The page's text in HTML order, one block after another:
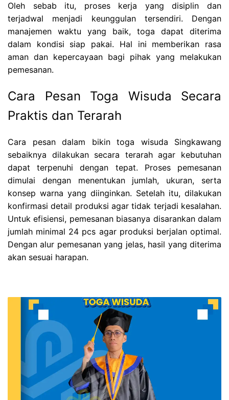
Oleh sebab itu, proses kerja yang disiplin dan
terjadwal menjadi keunggulan tersendiri. Dengan
manajemen waktu yang baik, toga dapat diterima
dalam kondisi siap pakai. Hal ini memberikan rasa
aman dan kepercayaan bagi pihak yang melakukan
pemesanan.
Cara Pesan Toga Wisuda Secara
Praktis dan Terarah
Cara pesan dalam bikin toga wisuda Singkawang
sebaiknya dilakukan secara terarah agar kebutuhan
dapat terpenuhi dengan tepat. Proses pemesanan
dimulai dengan menentukan jumlah, ukuran, serta
konsep warna yang diinginkan. Setelah itu, dilakukan
konfirmasi detail produksi agar tidak terjadi kesalahan.
Untuk efisiensi, pemesanan biasanya disarankan dalam
jumlah minimal 24 pcs agar produksi berjalan optimal.
Dengan alur pemesanan yang jelas, hasil yang diterima
akan sesuai harapan.